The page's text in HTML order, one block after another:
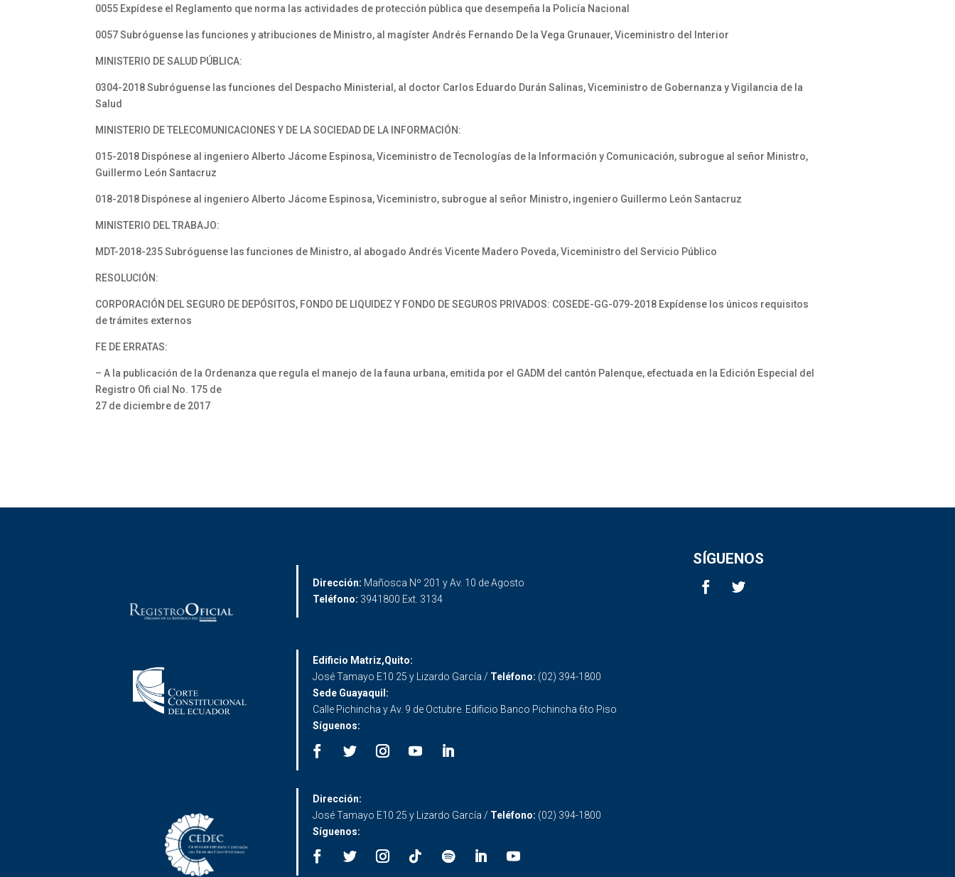
0055 Expídese el Reglamento que norma las actividades de protección pública que desempeña la Policía Nacional
0057 Subróguense las funciones y atribuciones de Ministro, al magíster Andrés Fernando De la Vega Grunauer, Viceministro del Interior
MINISTERIO DE SALUD PÚBLICA:
0304-2018 Subróguense las funciones del Despacho Ministerial, al doctor Carlos Eduardo Durán Salinas, Viceministro de Gobernanza y Vigilancia de la
Salud
MINISTERIO DE TELECOMUNICACIONES Y DE LA SOCIEDAD DE LA INFORMACIÓN:
015-2018 Dispónese al ingeniero Alberto Jácome Espinosa, Viceministro de Tecnologías de la Información y Comunicación, subrogue al señor Ministro,
Guillermo León Santacruz
018-2018 Dispónese al ingeniero Alberto Jácome Espinosa, Viceministro, subrogue al señor Ministro, ingeniero Guillermo León Santacruz
MINISTERIO DEL TRABAJO:
MDT-2018-235 Subróguense las funciones de Ministro, al abogado Andrés Vicente Madero Poveda, Viceministro del Servicio Público
RESOLUCIÓN:
CORPORACIÓN DEL SEGURO DE DEPÓSITOS, FONDO DE LIQUIDEZ Y FONDO DE SEGUROS PRIVADOS: COSEDE-GG-079-2018 Expídense los únicos requisitos
de trámites externos
FE DE ERRATAS:
– A la publicación de la Ordenanza que regula el manejo de la fauna urbana, emitida por el GADM del cantón Palenque, efectuada en la Edición Especial del
Registro Ofi cial No. 175 de
27 de diciembre de 2017
Dirección: Mañosca Nº 201 y Av. 10 de Agosto
Teléfono: 3941800 Ext. 3134
SÍGUENOS
Edificio Matriz,Quito:
José Tamayo E10 25 y Lizardo García / Teléfono: (02) 394-1800
Sede Guayaquil:
Calle Pichincha y Av. 9 de Octubre. Edificio Banco Pichincha 6to Piso
Síguenos:
Dirección:
José Tamayo E10 25 y Lizardo García / Teléfono: (02) 394-1800
Síguenos: